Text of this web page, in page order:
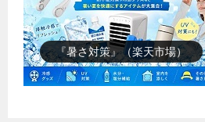
『楽天市場』売れ筋ランキング